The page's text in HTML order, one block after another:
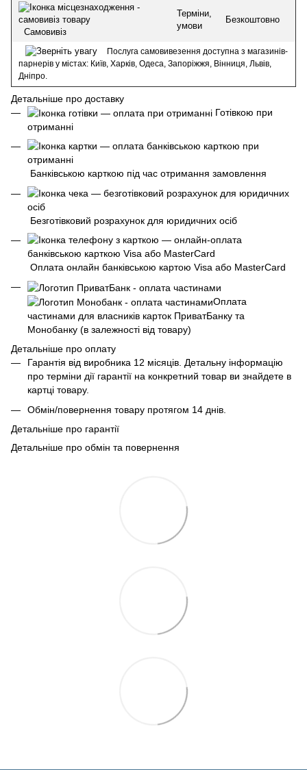
Самовивіз
Терміни,
умови
Безкоштовно
Послуга самовивезення доступна з магазинів-
парнерів у містах: Київ, Харків, Одеса, Запоріжжя, Вінниця, Львів,
Дніпро.
Детальніше про доставку
Готівкою при
отриманні
Банківською карткою під час отримання замовлення
Безготівковий розрахунок для юридичних осіб
Оплата онлайн банківською картою Visa або MasterCard
Оплата
частинами для власників карток ПриватБанку та
Монобанку (в залежності від товару)
Детальніше про оплату
Гарантія від виробника 12 місяців. Детальну інформацію
про терміни дії гарантії на конкретний товар ви знайдете в
картці товару.
Обмін/повернення товару протягом 14 днів.
Детальніше про гарантії
Детальніше про обмін та повернення